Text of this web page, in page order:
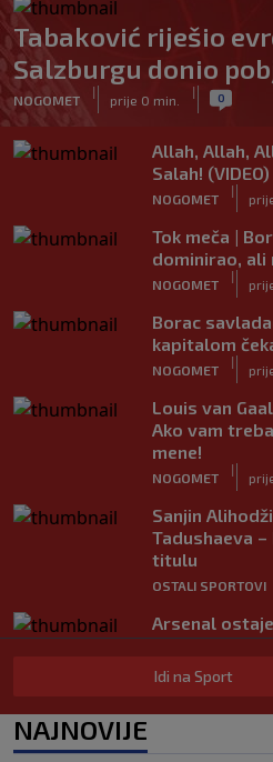
Tabaković riješio
Salzburgu donio
NOGOMET
|
prije 0 min.
| 0
Allah, Allah,
Salah! (VIDEO)
NOGOMET
|
Tok meča |
dominirao, ali
NOGOMET
|
Borac
kapitalom
NOGOMET
|
Louis van
Ako vam
mene!
NOGOMET
|
Sanjin
Tadushaeva –
titulu
OSTALI SPORTOVI
Arsenal
Júnior i Real
NOGOMET
Idi na Sport
NAJNOVIJE